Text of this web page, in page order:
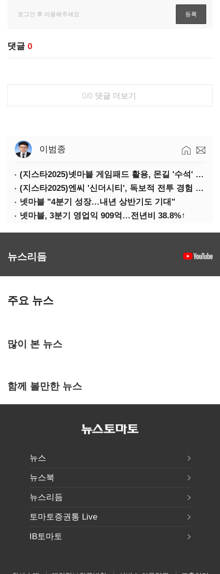
댓글 0
0/0 댓글 더보기
이범종
(지스타2025)넷마블 게임패드 활용, 몬길 '수석' 7대죄 '차석'
(지스타2025)엔씨 '신더시티', 독보적 전투 경험 필요
넷마블 "4분기 성장…내년 상반기도 기대"
넷마블, 3분기 영업익 909억…전년비 38.8%↑
뉴스리듬
주요 뉴스
많이 본 뉴스
함께 볼만한 뉴스
뉴스
뉴스북
뉴스리듬
토마토증권통 Live
IB토마토